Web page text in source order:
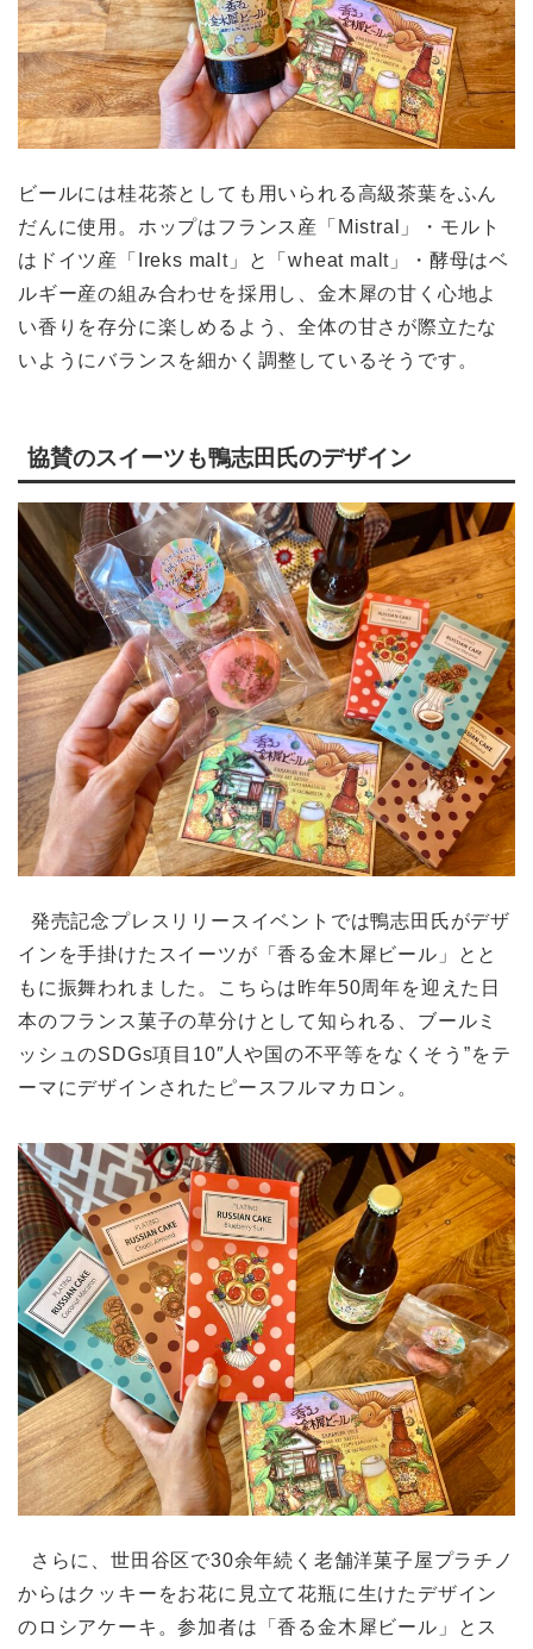
ビールには桂花茶としても用いられる高級茶葉をふん
だんに使用。ホップはフランス産「Mistral」・モルト
はドイツ産「Ireks malt」と「wheat malt」・酵母はベ
ルギー産の組み合わせを採用し、金木犀の甘く心地よ
い香りを存分に楽しめるよう、全体の甘さが際立たな
いようにバランスを細かく調整しているそうです。
協賛のスイーツも鴨志田氏のデザイン
発売記念プレスリリースイベントでは鴨志田氏がデザ
インを手掛けたスイーツが「香る金木犀ビール」とと
もに振舞われました。こちらは昨年50周年を迎えた日
本のフランス菓子の草分けとして知られる、ブールミ
ッシュのSDGs項目10″人や国の不平等をなくそう”をテ
ーマにデザインされたピースフルマカロン。
さらに、世田谷区で30余年続く老舗洋菓子屋プラチノ
からはクッキーをお花に見立て花瓶に生けたデザイン
のロシアケーキ。参加者は「香る金木犀ビール」とス